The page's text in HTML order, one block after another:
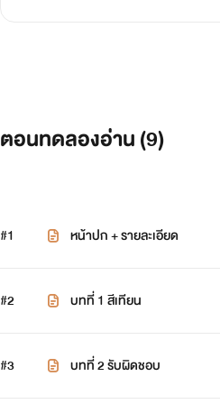
ตอนทดลองอ่าน (9)
#1 หน้าปก + รายละเอียด
#2 บทที่ 1 สีเทียน
#3 บทที่ 2 รับผิดชอบ